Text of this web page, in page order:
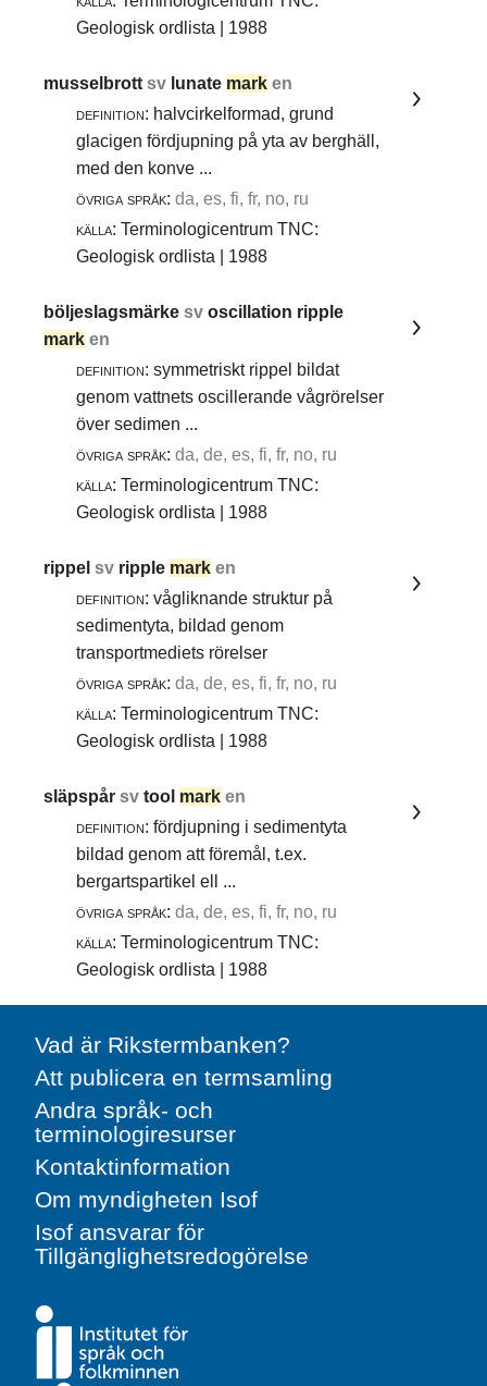
Geologisk ordlista | 1988
musselbrottsv lunate mark en
definition: halvcirkelformad, grund
glacigen fördjupning på yta av berghäll,
med den konve ...
övriga språk: da, es, fi, fr, no, ru
källa: Terminologicentrum TNC:
Geologisk ordlista | 1988
böljeslagsmärkesvoscillation ripple
mark en
definition: symmetriskt rippel bildat
genom vattnets oscillerande vågrörelser
över sedimen ...
övriga språk: da, de, es, fi, fr, no, ru
källa: Terminologicentrum TNC:
Geologisk ordlista | 1988
rippelsv ripple mark en
definition: vågliknande struktur på
sedimentyta, bildad genom
transportmediets rörelser
övriga språk: da, de, es, fi, fr, no, ru
källa: Terminologicentrum TNC:
Geologisk ordlista | 1988
släpspårsvtool mark en
definition: fördjupning i sedimentyta
bildad genom att föremål, t.ex.
bergartspartikel ell ...
övriga språk: da, de, es, fi, fr, no, ru
källa: Terminologicentrum TNC:
Geologisk ordlista | 1988
Vad är Rikstermbanken?
Att publicera en termsamling
Andra språk- och
terminologiresurser
Kontaktinformation
Om myndigheten Isof
Isof ansvarar för
Tillgänglighetsredogörelse